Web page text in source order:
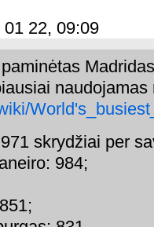
01 22, 09:09
naudojamas
skrydžiai per
984;